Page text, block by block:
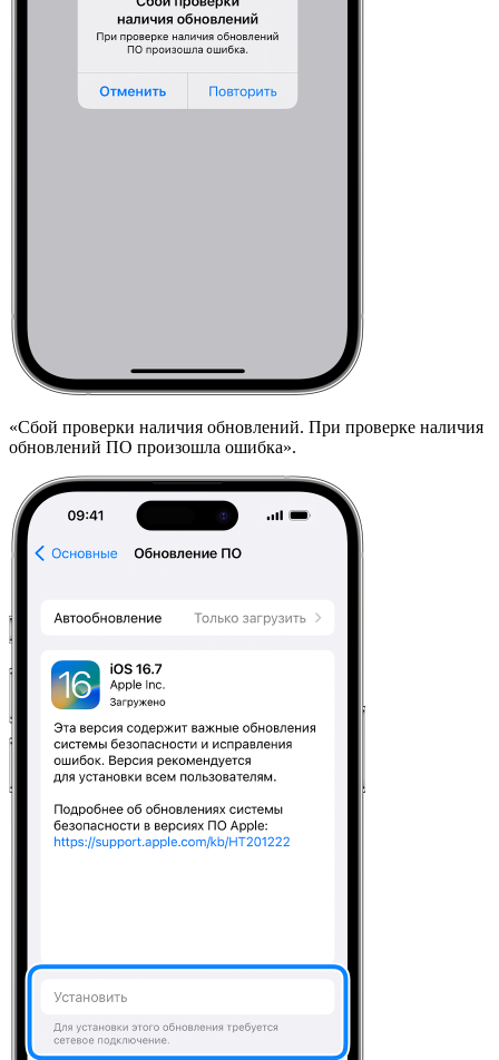
«Сбой проверки наличия обновлений. При проверке наличия
обновлений ПО произошла ошибка».